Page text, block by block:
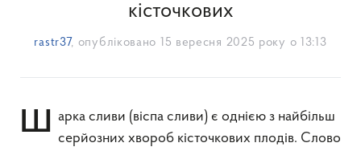
кісточкових
rastr37, опубліковано 15 вересня 2025 року о 13:13
Шарка сливи (віспа сливи) є однією з найбільш серйозних хвороб кісточкових плодів. Слово